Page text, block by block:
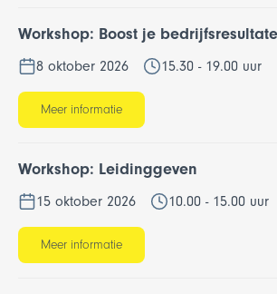
Workshop: Boost je
8 oktober 2026 15.30 - 19.00 uur
Meer informatie
Workshop: Leidinggeven
15 oktober 2026 10.00 - 15.00 uur
Meer informatie